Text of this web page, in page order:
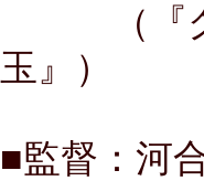
（『グ
玉』）
■監督：河